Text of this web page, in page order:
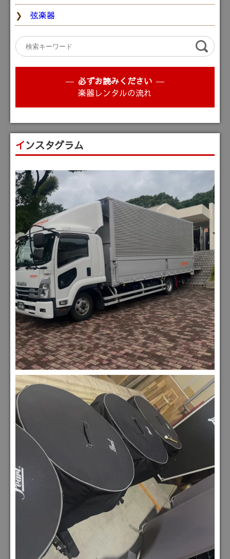
弦楽器
必ずお読みください
楽器レンタルの流れ
インスタグラム